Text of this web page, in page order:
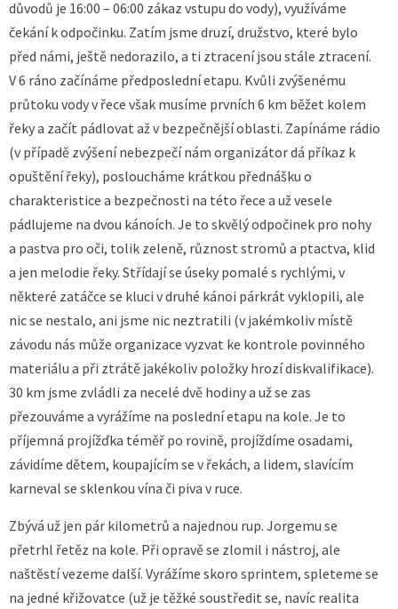
důvodů je 16:00 – 06:00 zákaz vstupu do vody), využíváme
čekání k odpočinku. Zatím jsme druzí, družstvo, které bylo
před námi, ještě nedorazilo, a ti ztracení jsou stále ztracení.
V 6 ráno začínáme předposlední etapu. Kvůli zvýšenému
průtoku vody v řece však musíme prvních 6 km běžet kolem
řeky a začít pádlovat až v bezpečnější oblasti. Zapínáme rádio
(v případě zvýšení nebezpečí nám organizátor dá příkaz k
opuštění řeky), posloucháme krátkou přednášku o
charakteristice a bezpečnosti na této řece a už vesele
pádlujeme na dvou kánoích. Je to skvělý odpočinek pro nohy
a pastva pro oči, tolik zeleně, různost stromů a ptactva, klid
a jen melodie řeky. Střídají se úseky pomalé s rychlými, v
některé zatáčce se kluci v druhé kánoi párkrát vyklopili, ale
nic se nestalo, ani jsme nic neztratili (v jakémkoliv místě
závodu nás může organizace vyzvat ke kontrole povinného
materiálu a při ztrátě jakékoliv položky hrozí diskvalifikace).
30 km jsme zvládli za necelé dvě hodiny a už se zas
přezouváme a vyrážíme na poslední etapu na kole. Je to
příjemná projížďka téměř po rovině, projíždíme osadami,
závidíme dětem, koupajícím se v řekách, a lidem, slavícím
karneval se sklenkou vína či piva v ruce.
Zbývá už jen pár kilometrů a najednou rup. Jorgemu se
přetrhl řetěz na kole. Při opravě se zlomil i nástroj, ale
naštěstí vezeme další. Vyrážíme skoro sprintem, spleteme se
na jedné křižovatce (už je těžké soustředit se, navíc realita